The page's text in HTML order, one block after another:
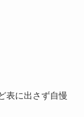
表に出さず自慢